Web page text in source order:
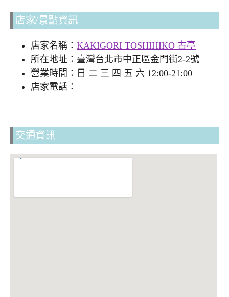
店家/景點資訊
店家名稱： KAKIGORI TOSHIHIKO 古亭
所在地址：臺灣台北市中正區金門街2-2號
營業時間：日 二 三 四 五 六 12:00-21:00
店家電話：
交通資訊